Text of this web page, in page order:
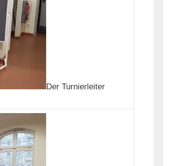
Der Turnierleiter